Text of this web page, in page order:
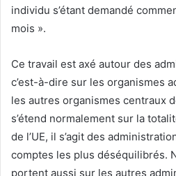
individu s’étant demandé
mois ».
Ce travail est axé autour des
c’est-à-dire sur les organismes
les autres organismes centraux
s’étend normalement sur la
de l’UE, il s’agit des
comptes les plus déséquilibrés.
portent aussi sur les autres